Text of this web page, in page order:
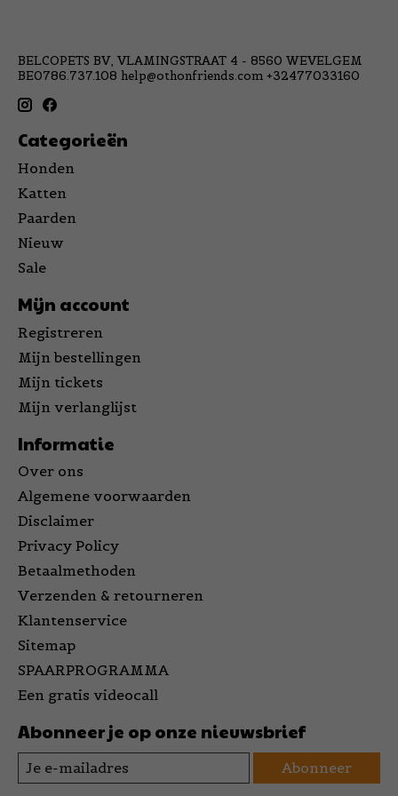
BELCOPETS BV, VLAMINGSTRAAT 4 - 8560 WEVELGEM
BE0786.737.108 help@othonfriends.com +32477033160
Categorieën
Honden
Katten
Paarden
Nieuw
Sale
Mijn account
Registreren
Mijn bestellingen
Mijn tickets
Mijn verlanglijst
Informatie
Over ons
Algemene voorwaarden
Disclaimer
Privacy Policy
Betaalmethoden
Verzenden & retourneren
Klantenservice
Sitemap
SPAARPROGRAMMA
Een gratis videocall
Abonneer je op onze nieuwsbrief
Abonneer